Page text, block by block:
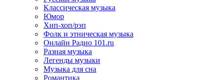
Классическая музыка
Юмор
Хип-хоп/рэп
Фолк и этническая музыка
Онлайн Радио 101.ru
Разная музыка
Легенды музыки
Музыка для сна
Романтика